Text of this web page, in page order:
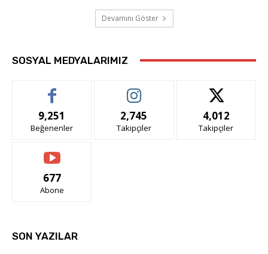
Devamını Göster
SOSYAL MEDYALARIMIZ
9,251
Beğenenler
2,745
Takipçiler
4,012
Takipçiler
677
Abone
SON YAZILAR